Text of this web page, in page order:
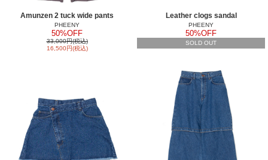
Amunzen 2 tuck wide pants
PHEENY
50%OFF
33,000円(税込)
16,500円(税込)
Leather clogs sandal
PHEENY
50%OFF
SOLD OUT